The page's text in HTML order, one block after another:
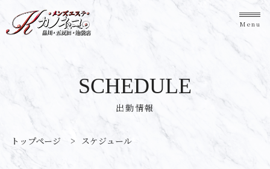
Menu
出勤情報
SCHEDULE
トップページ > スケジュール